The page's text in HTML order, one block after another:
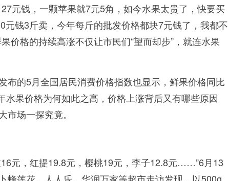
元钱，一颗苹果就7元5角，如今水果太贵了，快要买
元钱3斤卖，今年每斤的批发价格都块7元钱了，我都不
价格的持续高涨不仅让市民们“望而却步”，就连水果
的5月全国居民消费价格指数也显示，鲜果价格同比
水果价格为何如此之高，价格上涨背后又有哪些原因
场一探究竟。
元，红提19.8元，樱桃19元，李子12.8元……”6月13